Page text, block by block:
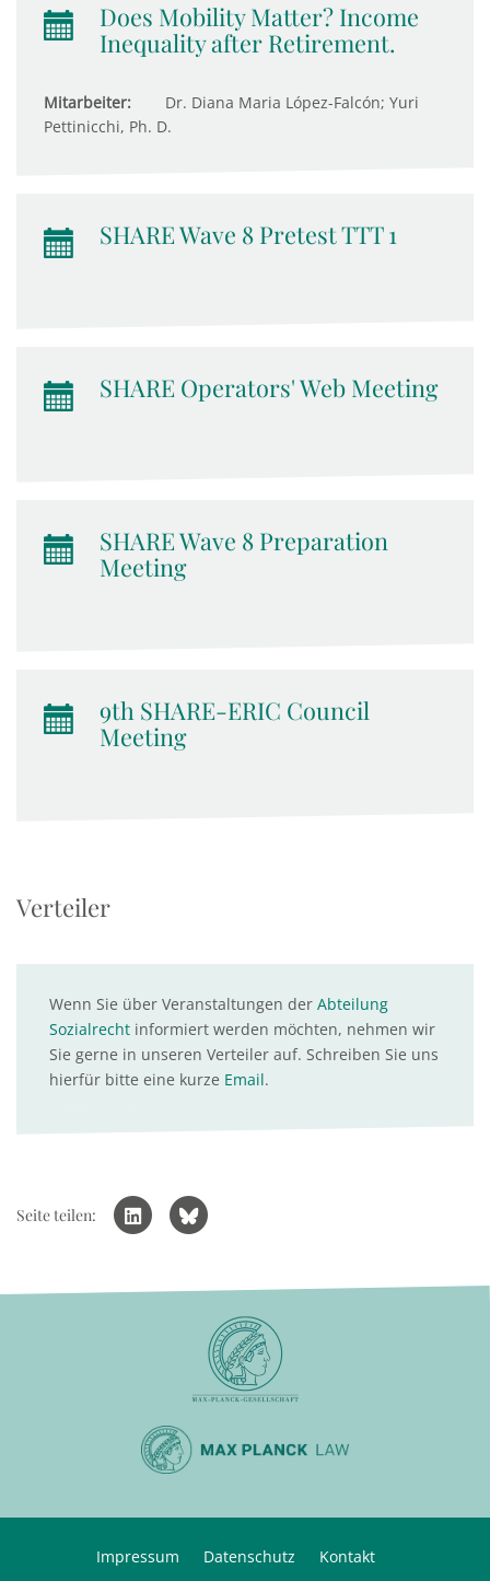
Does Mobility Matter? Income
Inequality after Retirement.
Mitarbeiter:
Dr. Diana Maria López-Falcón; Yuri
Pettinicchi, Ph. D.
SHARE Wave 8 Pretest TTT 1
SHARE Operators' Web Meeting
SHARE Wave 8 Preparation
Meeting
9th SHARE-ERIC Council
Meeting
Verteiler
Wenn Sie über Veranstaltungen der Abteilung
Sozialrecht informiert werden möchten, nehmen wir
Sie gerne in unseren Verteiler auf. Schreiben Sie uns
hierfür bitte eine kurze Email.
Seite teilen:
Impressum Datenschutz Kontakt